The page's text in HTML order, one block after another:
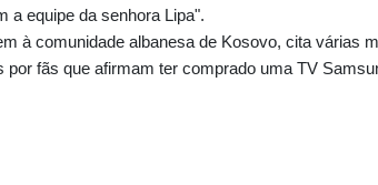
a equipe da senhora Lipa".
à comunidade albanesa de Kosovo, cita várias
por fãs que afirmam ter comprado uma TV